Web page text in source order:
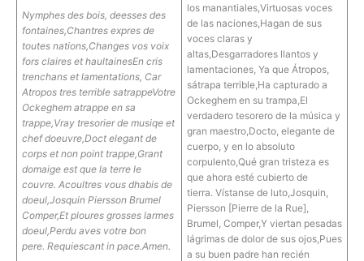
Nymphes des bois, deesses des
fontaines, Chantres expres de
toutes nations, Changes vos voix
fors claires et haultainesEn cris
trenchans et lamentations, Car
Atropos tres terrible satrappeVotre
Ockeghem atrappe en sa
trappe, Vray tresorier de musiqe et
chef doeuvre, Doct elegant de
corps et non point trappe, Grant
domaige est que la terre le
couvre. Acoultres vous dhabis de
doeul, Josquin Piersson Brumel
Comper,Et ploures grosses larmes
doeul, Perdu aves votre bon
pere. Requiescant in pace.Amen.
los manantiales,Virtuosas voces
de las naciones,Hagan de sus
voces claras y
altas,Desgarradores llantos y
lamentaciones, Ya que Átropos,
sátrapa terrible,Ha capturado a
Ockeghem en su trampa,El
verdadero tesorero de la música y
gran maestro,Docto, elegante de
cuerpo, y en lo absoluto
corpulento,Qué gran tristeza es
que ahora esté cubierto de
tierra. Vístanse de luto,Josquin,
Piersson [Pierre de la Rue],
Brumel, Comper,Y viertan pesadas
lágrimas de dolor de sus ojos,Pues
a su buen padre han recién